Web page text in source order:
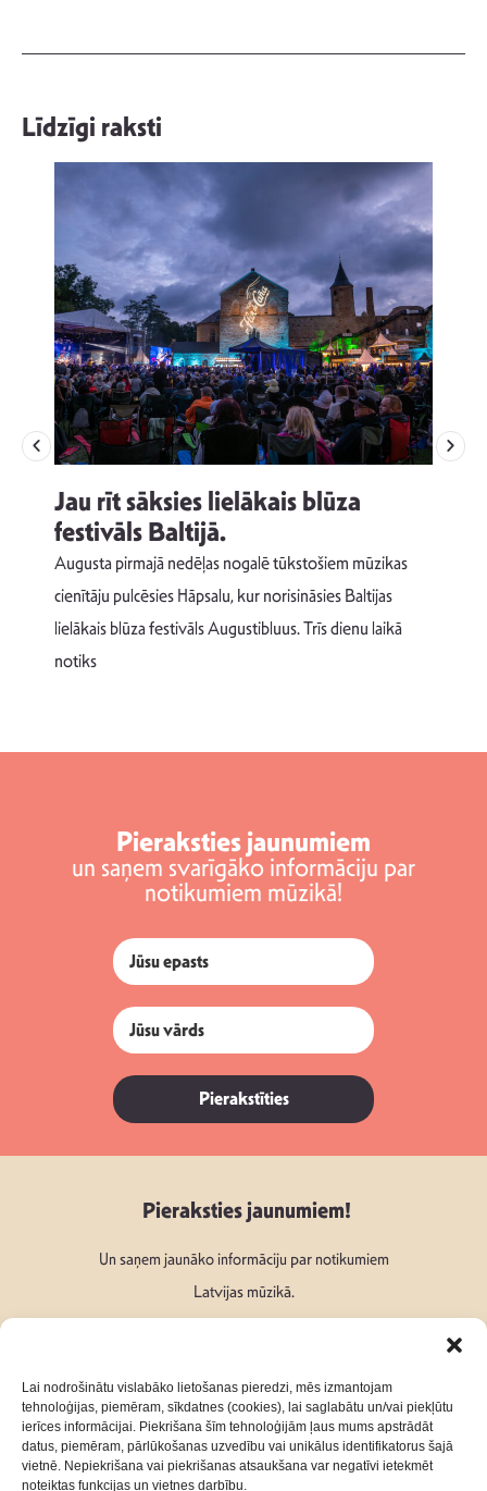
Lai nodrošinātu vislabāko lietošanas pieredzi, mēs izmantojam
tehnoloģijas, piemēram, sīkdatnes (cookies), lai saglabātu un/vai piekļūtu
ierīces informācijai. Piekrišana šīm tehnoloģijām ļaus mums apstrādāt
datus, piemēram, pārlūkošanas uzvedību vai unikālus identifikatorus šajā
vietnē. Nepiekrišana vai piekrišanas atsaukšana var negatīvi ietekmēt
noteiktas funkcijas un vietnes darbību.
Līdzīgi raksti
Jau rīt sāksies lielākais blūza
festivāls Baltijā.
Augusta pirmajā nedēļas nogalē tūkstošiem mūzikas
cienītāju pulcēsies Hāpsalu, kur norisināsies Baltijas
lielākais blūza festivāls Augustibluus. Trīs dienu laikā
notiks
Pieraksties jaunumiem
un saņem svarīgāko informāciju par
notikumiem mūzikā!
Pierakstīties
Pieraksties jaunumiem!
Un saņem jaunāko informāciju par notikumiem
Latvijas mūzikā.
Seko mums: